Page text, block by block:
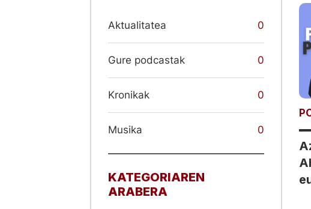
Aktualitatea 0
Gure podcastak 0
Kronikak 0
Musika 0
KATEGORIAREN
ARABERA